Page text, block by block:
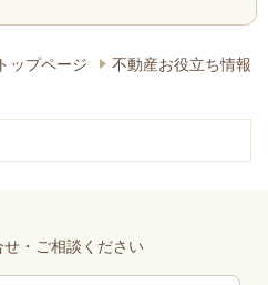
トップページ 不動産お役立ち情報
・ご相談ください